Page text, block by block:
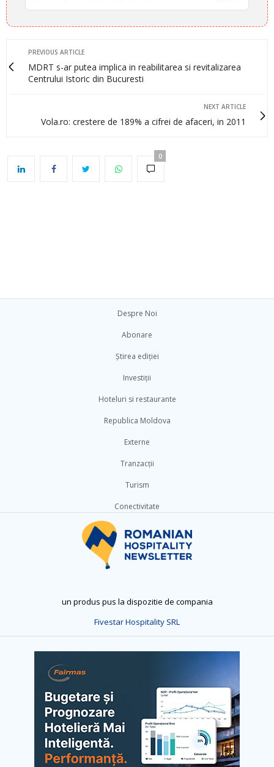
PREVIOUS ARTICLE
MDRT s-ar putea implica in reabilitarea si revitalizarea
Centrului Istoric din Bucuresti
NEXT ARTICLE
Vola.ro: crestere de 189% a cifrei de afaceri, in 2011
0
Despre Noi
Abonare
Știrea ediției
Investiții
Hoteluri si restaurante
Republica Moldova
Externe
Tranzacții
Turism
Conectivitate
un produs pus la dispozitie de compania
Fivestar Hospitality SRL